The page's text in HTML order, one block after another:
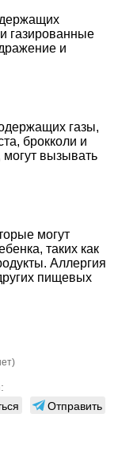
газированные
и
газы,
брокколи и
вызывать
могут
таких как
Аллергия
пищевых
Отправить